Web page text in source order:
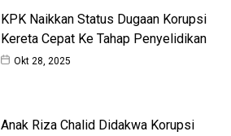
KPK Naikkan Status Dugaan Korupsi
Kereta Cepat Ke Tahap Penyelidikan
Okt 28, 2025
Anak Riza Chalid Didakwa Korupsi